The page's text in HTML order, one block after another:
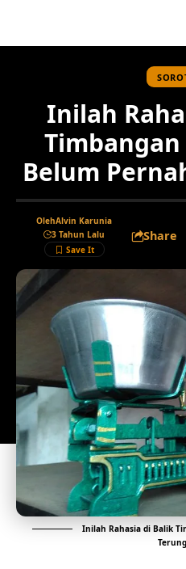
Inilah
Belum
OlehAlvin Karunia
3 Tahun Lalu
Share
Inilah Rahasia di Balik